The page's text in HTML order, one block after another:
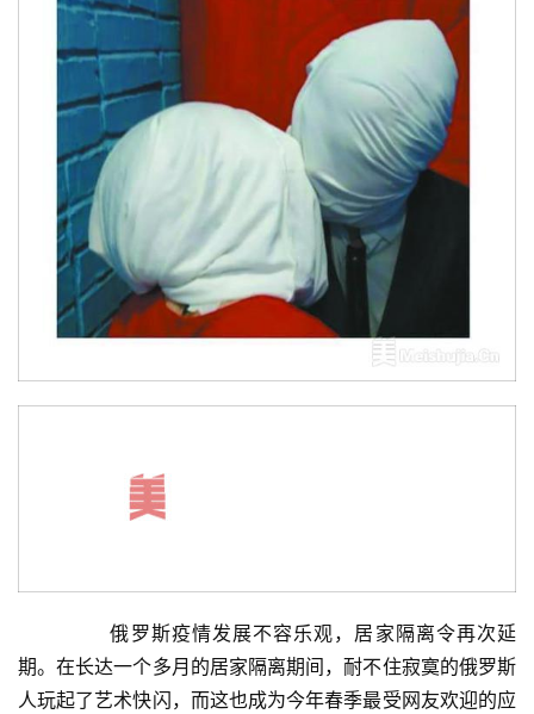
期。在长达一个多月的居家隔离期间，耐不住寂寞的俄罗斯
人玩起了艺术快闪，而这也成为今年春季最受网友欢迎的应